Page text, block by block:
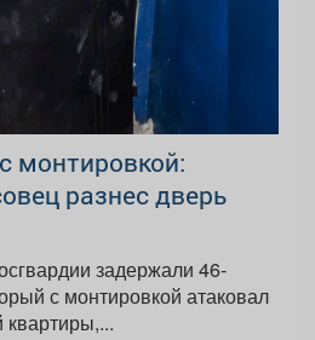
монтировкой:
разнес дверь
задержали 46-
с монтировкой атаковал